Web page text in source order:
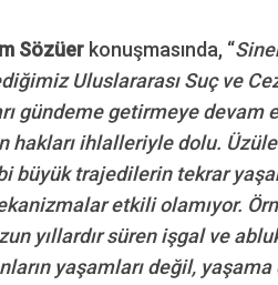
Sözüer konuşmasında, “
Uluslararası Suç ve
gündeme getirmeye devam
hakları ihlalleriyle dolu.
büyük trajedilerin tekrar
etkili olamıyor.
yıllardır süren işgal ve
yaşamları değil,